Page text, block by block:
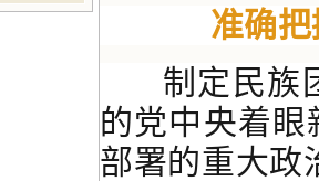
准确
制定民族团
的党中央着
部署的重大政